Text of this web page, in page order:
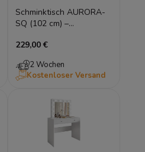
Schminktisch AURORA-
SQ (102 cm) –
schräge Gold-Beine
229,00 €
2 Wochen
Kostenloser Versand